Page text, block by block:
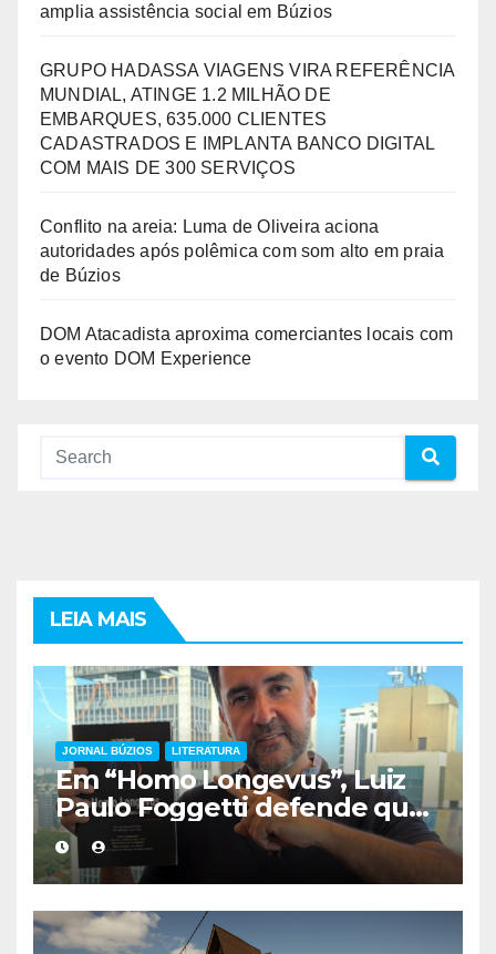
amplia assistência social em Búzios
GRUPO HADASSA VIAGENS VIRA REFERÊNCIA
MUNDIAL, ATINGE 1.2 MILHÃO DE
EMBARQUES, 635.000 CLIENTES
CADASTRADOS E IMPLANTA BANCO DIGITAL
COM MAIS DE 300 SERVIÇOS
Conflito na areia: Luma de Oliveira aciona
autoridades após polêmica com som alto em praia
de Búzios
DOM Atacadista aproxima comerciantes locais com
o evento DOM Experience
LEIA MAIS
JORNAL BÚZIOS LITERATURA
Em “Homo Longevus”, Luiz
Paulo Foggetti defende que
viver mais exigirá uma nova
forma de encarar a vida